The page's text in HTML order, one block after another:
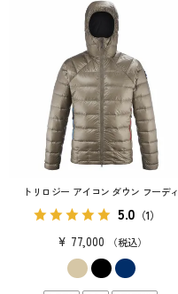
トリロジー アイコン ダウン フーディ
5.0 （1）
¥ 77,000 税込